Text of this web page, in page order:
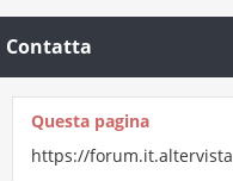
Contatta
Questa pagina
https://